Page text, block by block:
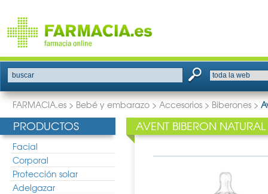
buscar
FARMACIA.es > Bebé y embarazo > Accesorios > Biberones >
PRODUCTOS
Facial
Corporal
Protección solar
Adelgazar
AVENT BIBERON